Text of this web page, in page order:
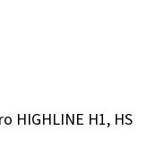
HIGHLINE H1, HS